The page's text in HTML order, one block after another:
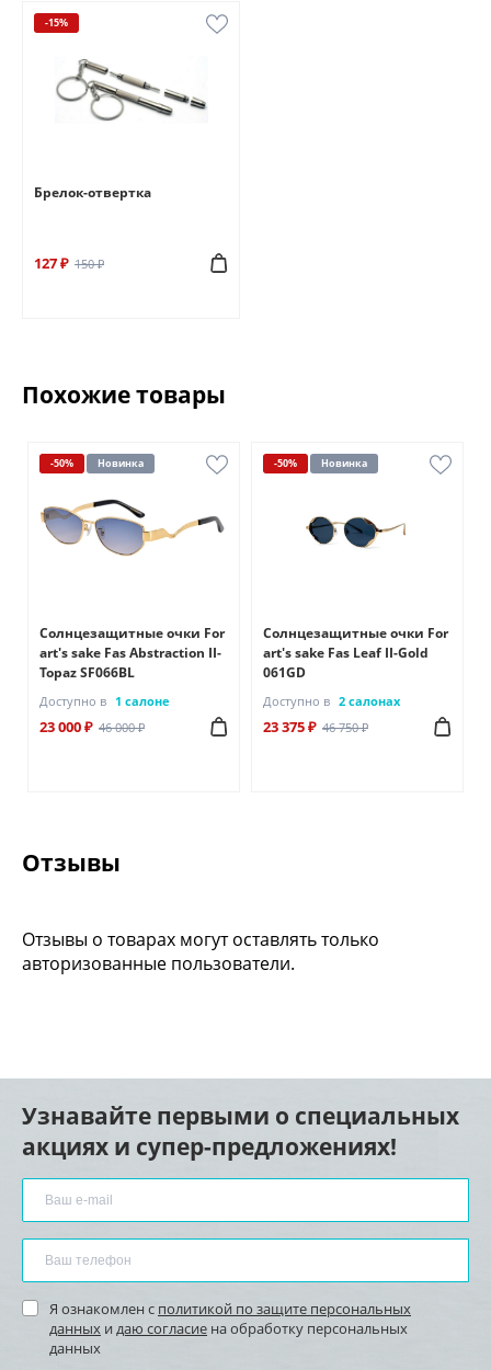
-15%
Брелок-отвертка
127 ₽ 150 ₽
Похожие товары
-50% Новинка
Солнцезащитные очки For
art's sake Fas Abstraction II-
Topaz SF066BL
Доступно в 1 салоне
23 000 ₽ 46 000 ₽
-50% Новинка
Солнцезащитные очки For
art's sake Fas Leaf II-Gold
061GD
Доступно в 2 салонах
23 375 ₽ 46 750 ₽
Отзывы
Отзывы о товарах могут оставлять только
авторизованные пользователи.
Узнавайте первыми о специальных
акциях и супер-предложениях!
Я ознакомлен с политикой по защите персональных
данных и даю согласие на обработку персональных
данных